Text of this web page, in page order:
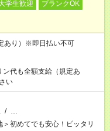
学生歓迎
ブランクOK
あり）※即日払い不可
代も全額支給（規定あ
い
/ …
初めてでも安心！ピッタリ